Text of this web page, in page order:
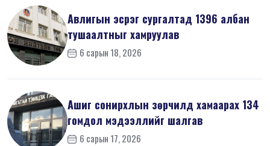
Авлигын эсрэг сургалтад 1396 албан
тушаалтныг хамруулав
6 сарын 18, 2026
Ашиг сонирхлын зөрчилд хамаарах 134
гомдол мэдээллийг шалгав
6 сарын 17, 2026